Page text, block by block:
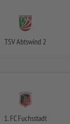
TSV Abtswind 2
1. FC Fuchsstadt